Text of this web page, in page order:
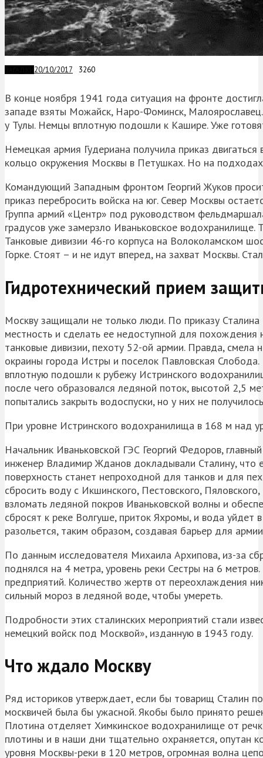
20/10/2017 3260
В конце ноября 1941 года ситуация на фронте
западе взяты Можайск, Наро-Фоминск,
у Тулы. Немцы вплотную подошли к Кашире. Уже
Немецкая армия Гудериана получила приказ
кольцо окружения Москвы в Петушках. Но на
Командующий Западным фронтом Георгий Жуков
приказ перебросить войска на юг. Север Москвы
Группа армий «Центр» под руководством
градусов уже замерзло Иваньковское
Танковые дивизии 46-го корпуса на Волоколамском
Горке. Стоят – и не идут вперед, на захват Москвы.
Гидротехнический прием
Москву защищали не только люди. По приказу
местность и сделать ее недоступной для
танковые дивизии, пехоту 52-ой армии. Правда, смела
окраины города Истры и поселок Павловская
вплотную подошли к рубежу Истринского
после чего образовался ледяной поток, высотой 2,5
попытались закрыть водоспуски, но у них не
При уровне Истринского водохранилища в 168 м над
Начальник Иваньковской ГЭС Георгий Федоров,
инженер Владимир Жданов докладывали Сталину, что
поверхность станет непроходной для танков и для
сбросить воду с Икшинского, Пестовского,
взломать ледяной покров Иваньковской волны и
сбросят к реке Волгуше, приток Яхромы, и вода
разольется, таким образом, создавая барьер для
По данным исследователя Михаила Архипова, из-за
поднялся на 4 метра, уровень реки Сестры на 6
предприятий. Количество жертв от переохлаждения
сильный мороз в ледяной воде, чтобы умереть.
Подробности этих сталинских мероприятий стали
немецкий войск под Москвой», изданную в 1943 году.
Что ждало Москву
Ряд историков утверждает, если бы товарищ Сталин
москвичей была бы ужасной. Якобы было принято
Плотина отделяет Химкинское водохранилище от
плотины и в наши дни тщательно охраняется, опутан
уровня Москвы-реки в 120 метров, огромная волна